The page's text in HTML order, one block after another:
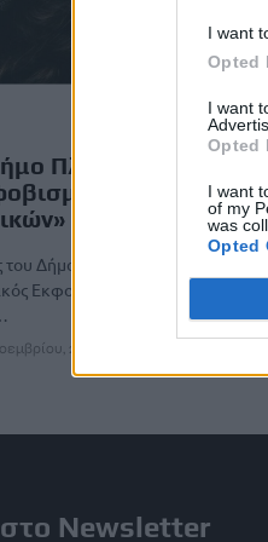
I want
Opted
I want
Opted
I want
of my
was
Opted
Πλατανιά με θέμα
ρόλος
Δήμου Πλατανιά διοργανώνει
Εκφοβισμός: Ρόλος Γονέων και
2025
στο Newsletter